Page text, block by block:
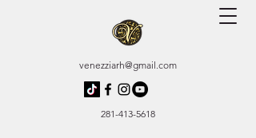
venezziarh@gmail.com
281-413-5618